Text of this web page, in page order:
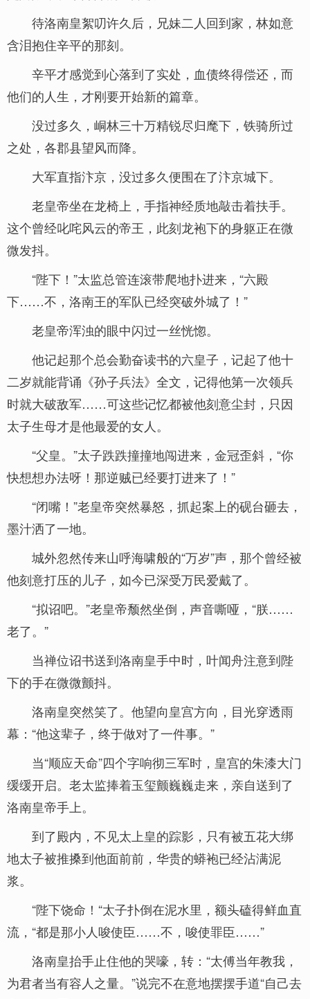
待洛南皇絮叨许久后，兄妹二人回到家，林如意
含泪抱住辛平的那刻。
辛平才感觉到心落到了实处，血债终得偿还，而
他们的人生，才刚要开始新的篇章。
没过多久，峒林三十万精锐尽归麾下，铁骑所过
之处，各郡县望风而降。
大军直指汴京，没过多久便围在了汴京城下。
老皇帝坐在龙椅上，手指神经质地敲击着扶手。
这个曾经叱咤风云的帝王，此刻龙袍下的身躯正在微
微发抖。
“陛下！”太监总管连滚带爬地扑进来，“六殿
下……不，洛南王的军队已经突破外城了！”
老皇帝浑浊的眼中闪过一丝恍惚。
他记起那个总会勤奋读书的六皇子，记起了他十
二岁就能背诵《孙子兵法》全文，记得他第一次领兵
时就大破敌军……可这些记忆都被他刻意尘封，只因
太子生母才是他最爱的女人。
“父皇。”太子跌跌撞撞地闯进来，金冠歪斜，“你
快想想办法呀！那逆贼已经要打进来了！”
“闭嘴！”老皇帝突然暴怒，抓起案上的砚台砸去，
墨汁洒了一地。
城外忽然传来山呼海啸般的“万岁”声，那个曾经被
他刻意打压的儿子，如今已深受万民爱戴了。
“拟诏吧。”老皇帝颓然坐倒，声音嘶哑，“朕……
老了。”
当禅位诏书送到洛南皇手中时，叶闻舟注意到陛
下的手在微微颤抖。
洛南皇突然笑了。他望向皇宫方向，目光穿透雨
幕：“他这辈子，终于做对了一件事。”
当“顺应天命”四个字响彻三军时，皇宫的朱漆大门
缓缓开启。老太监捧着玉玺颤巍巍走来，亲自送到了
洛南皇帝手上。
到了殿内，不见太上皇的踪影，只有被五花大绑
地太子被推搡到他面前前，华贵的蟒袍已经沾满泥
浆。
“陛下饶命！“太子扑倒在泥水里，额头磕得鲜血直
流，“都是那小人唆使臣……不，唆使罪臣……”
洛南皇抬手止住他的哭嚎，转：“太傅当年教我，
为君者当有容人之量。”说完不在意地摆摆手道“自己去